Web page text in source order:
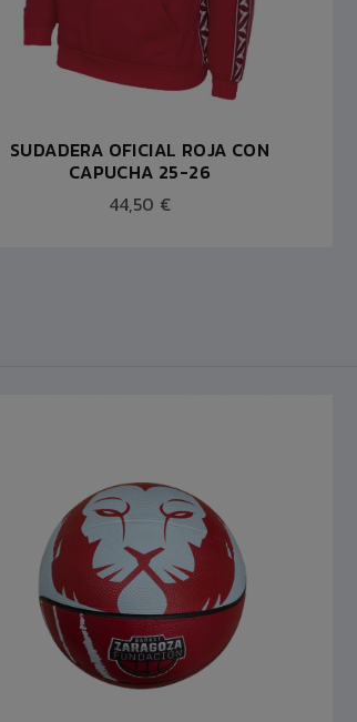
SUDADERA OFICIAL ROJA CON
CAPUCHA 25-26
44,50 €